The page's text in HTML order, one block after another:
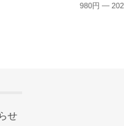
980円 —
せ